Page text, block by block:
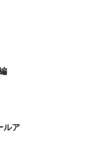
ルア